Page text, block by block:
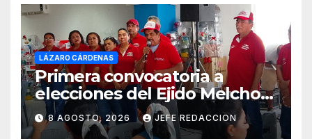
LÁZARO CÁRDENAS
Primera convocatoria a
elecciones del Ejido Melchor
Ocampo en Lázaro Cárdenas
el domingo
8 AGOSTO, 2026 JEFE REDACCION